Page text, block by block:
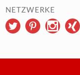
NETZWERKE